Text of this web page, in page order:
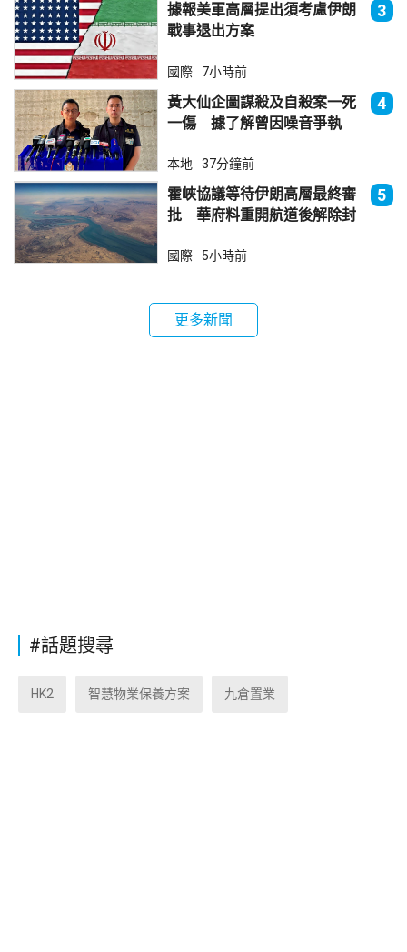
據報美軍高層提出須考慮伊朗
戰事退出方案
3
國際 7小時前
黃大仙企圖謀殺及自殺案一死
一傷 據了解曾因噪音爭執
4
本地 37分鐘前
霍峽協議等待伊朗高層最終審
批 華府料重開航道後解除封
5
國際 5小時前
更多新聞
#話題搜尋
HK2 智慧物業保養方案 九倉置業